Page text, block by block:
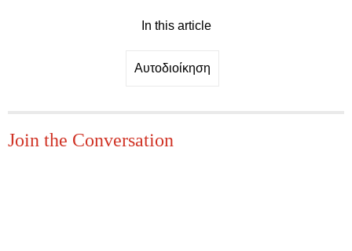
In this article
Αυτοδιοίκηση
Join the Conversation